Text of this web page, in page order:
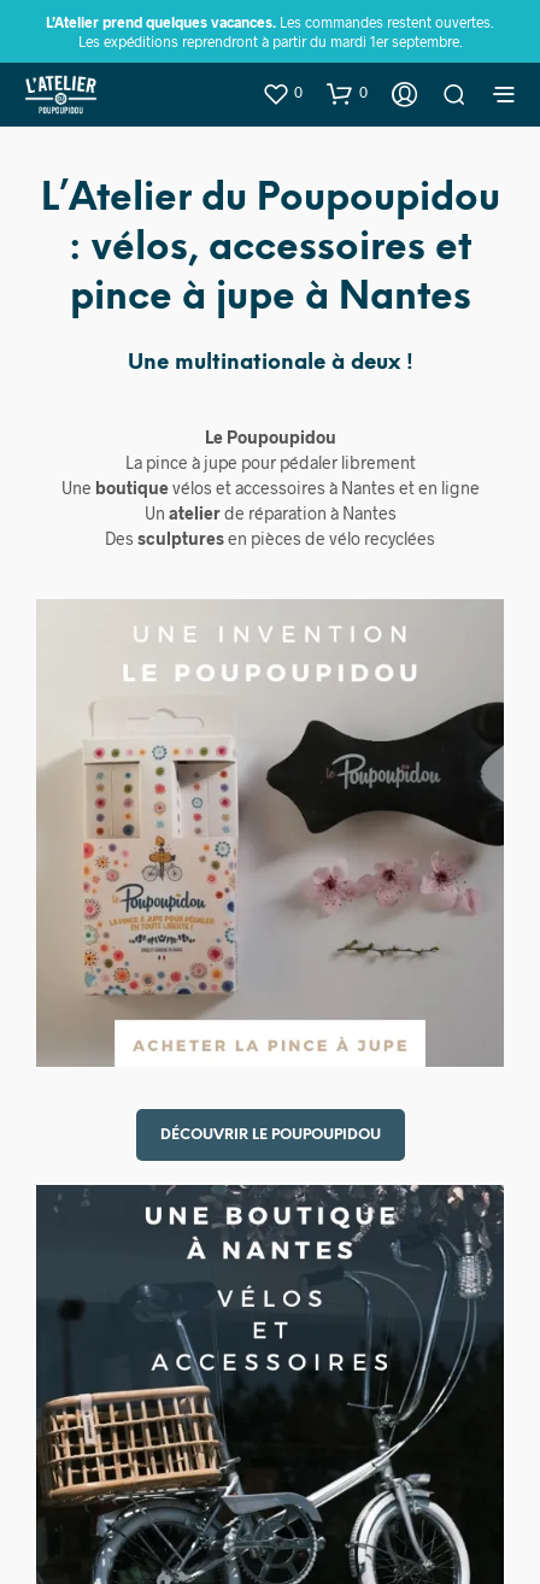
L’Atelier prend quelques vacances. Les commandes restent ouvertes.
Les expéditions reprendront à partir du mardi 1er septembre.
0 0
L’Atelier du Poupoupidou
: vélos, accessoires et
pince à jupe à Nantes
Une multinationale à deux !
Le Poupoupidou
La pince à jupe pour pédaler librement
Une boutiquevélos et accessoires à Nantes et en ligne
Un atelierde réparation à Nantes
Des sculpturesen pièces de vélo recyclées
DÉCOUVRIR LE POUPOUPIDOU